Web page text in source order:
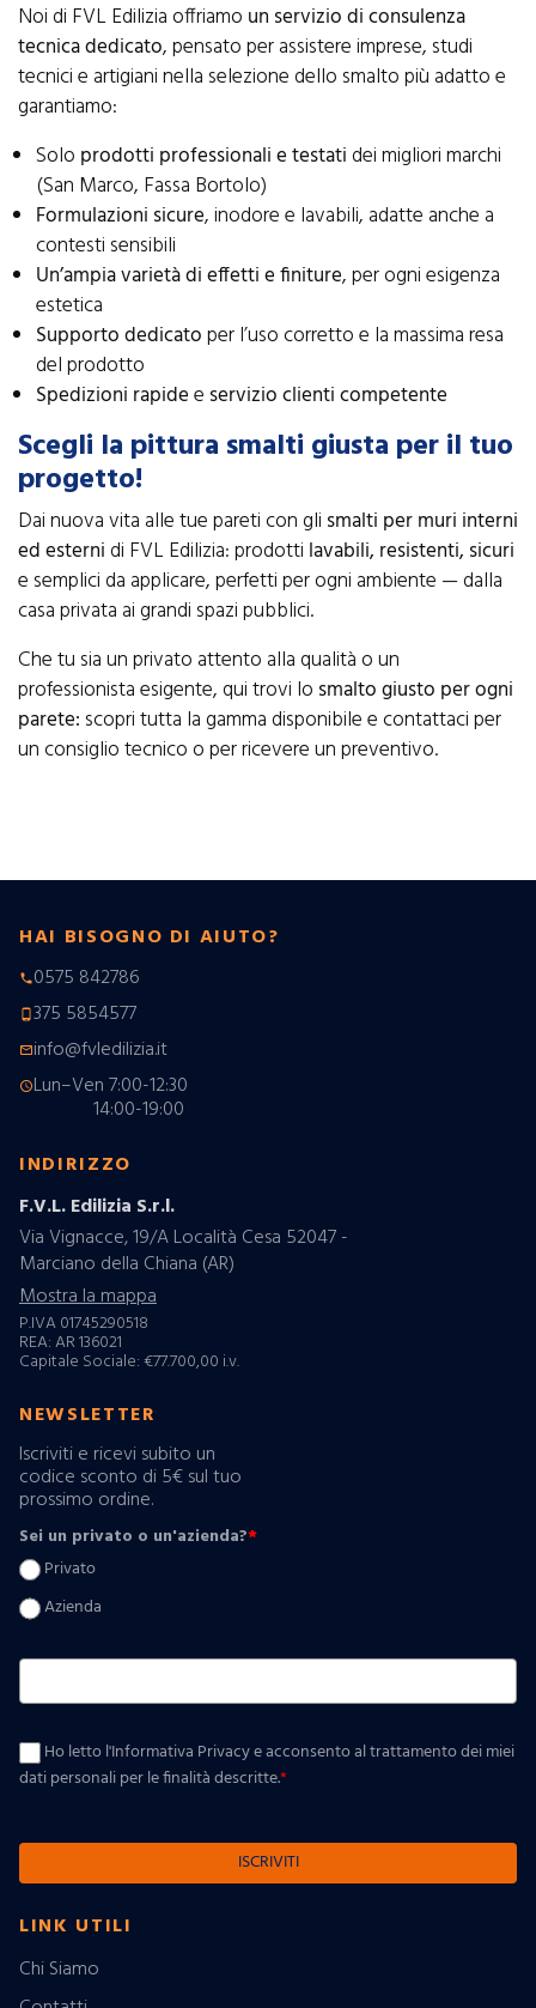
Noi di FVL Edilizia offriamo un servizio di consulenza
tecnica dedicato, pensato per assistere imprese, studi
tecnici e artigiani nella selezione dello smalto più adatto e
garantiamo:
Solo prodotti professionali e testatidei migliori marchi
(San Marco, Fassa Bortolo)
Formulazioni sicure, inodore e lavabili, adatte anche a
contesti sensibili
Un’ampia varietà di effetti e finiture, per ogni esigenza
estetica
Supporto dedicatoper l’uso corretto e la massima resa
del prodotto
Spedizioni rapidee servizio clienti competente
Scegli la pittura smalti giusta per il tuo
progetto!
Dai nuova vita alle tue pareti con gli smalti per muri interni
ed esternidi FVL Edilizia: prodotti lavabili, resistenti, sicuri
e semplici da applicare, perfetti per ogni ambiente — dalla
casa privata ai grandi spazi pubblici.
Che tu sia un privato attento alla qualità o un
professionista esigente, qui trovi lo smalto giusto per ogni
parete: scopri tutta la gamma disponibile e contattaci per
un consiglio tecnico o per ricevere un preventivo.
HAI BISOGNO DI AIUTO?
phone0575 842786
phone_android375 5854577
mail_outlineinfo@fvledilizia.it
scheduleLun–Ven 7:00-12:30
14:00-19:00
INDIRIZZO
F.V.L. Edilizia S.r.l.
Via Vignacce, 19/A Località Cesa 52047 -
Marciano della Chiana (AR)
Mostra la mappa
P.IVA 01745290518
REA: AR 136021
Capitale Sociale: €77.700,00 i.v.
NEWSLETTER
Iscriviti e ricevi subito un
codice sconto di 5€ sul tuo
prossimo ordine.
Sei un privato o un'azienda?*
Privato
Azienda
Ho letto l'Informativa Privacy e acconsento al trattamento dei miei
dati personali per le finalità descritte.*
ISCRIVITI
LINK UTILI
Chi Siamo